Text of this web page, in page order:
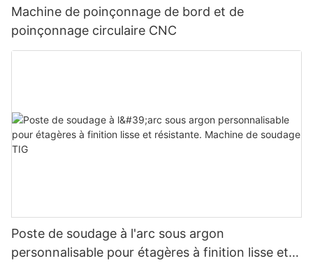
Machine de poinçonnage de bord et de
poinçonnage circulaire CNC
Poste de soudage à l'arc sous argon
personnalisable pour étagères à finition lisse et